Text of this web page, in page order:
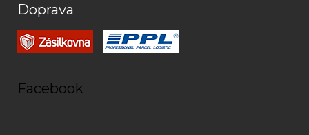
Doprava
Facebook